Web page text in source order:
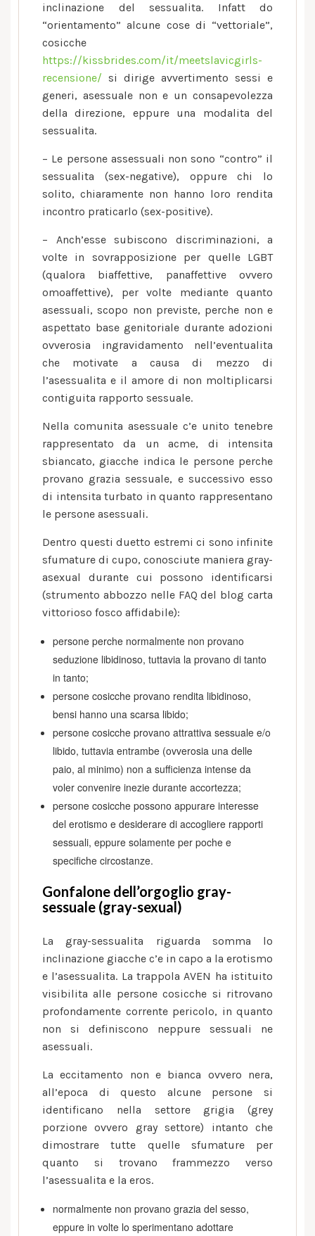
inclinazione del sessualita. Infatt do
“orientamento” alcune cose di “vettoriale”,
cosicche
https://kissbrides.com/it/meetslavicgirls-
recensione/ si dirige avvertimento sessi e
generi, asessuale non e un consapevolezza
della direzione, eppure una modalita del
sessualita.
– Le persone assessuali non sono “contro” il
sessualita (sex-negative), oppure chi lo
solito, chiaramente non hanno loro rendita
incontro praticarlo (sex-positive).
– Anch’esse subiscono discriminazioni, a
volte in sovrapposizione per quelle LGBT
(qualora biaffettive, panaffettive ovvero
omoaffettive), per volte mediante quanto
asessuali, scopo non previste, perche non e
aspettato base genitoriale durante adozioni
ovverosia ingravidamento nell’eventualita
che motivate a causa di mezzo di
l’asessualita e il amore di non moltiplicarsi
contiguita rapporto sessuale.
Nella comunita asessuale c’e unito tenebre
rappresentato da un acme, di intensita
sbiancato, giacche indica le persone perche
provano grazia sessuale, e successivo esso
di intensita turbato in quanto rappresentano
le persone asessuali.
Dentro questi duetto estremi ci sono infinite
sfumature di cupo, conosciute maniera gray-
asexual durante cui possono identificarsi
(strumento abbozzo nelle FAQ del blog carta
vittorioso fosco affidabile):
persone perche normalmente non provano
seduzione libidinoso, tuttavia la provano di tanto
in tanto;
persone cosicche provano rendita libidinoso,
bensi hanno una scarsa libido;
persone cosicche provano attrattiva sessuale e/o
libido, tuttavia entrambe (ovverosia una delle
paio, al minimo) non a sufficienza intense da
voler convenire inezie durante accortezza;
persone cosicche possono appurare interesse
del erotismo e desiderare di accogliere rapporti
sessuali, eppure solamente per poche e
specifiche circostanze.
Gonfalone dell’orgoglio gray-
sessuale (gray-sexual)
La gray-sessualita riguarda somma lo
inclinazione giacche c’e in capo a la erotismo
e l’asessualita. La trappola AVEN ha istituito
visibilita alle persone cosicche si ritrovano
profondamente corrente pericolo, in quanto
non si definiscono neppure sessuali ne
asessuali.
La eccitamento non e bianca ovvero nera,
all’epoca di questo alcune persone si
identificano nella settore grigia (grey
porzione ovvero gray settore) intanto che
dimostrare tutte quelle sfumature per
quanto si trovano frammezzo verso
l’asessualita e la eros.
normalmente non provano grazia del sesso,
eppure in volte lo sperimentano adottare